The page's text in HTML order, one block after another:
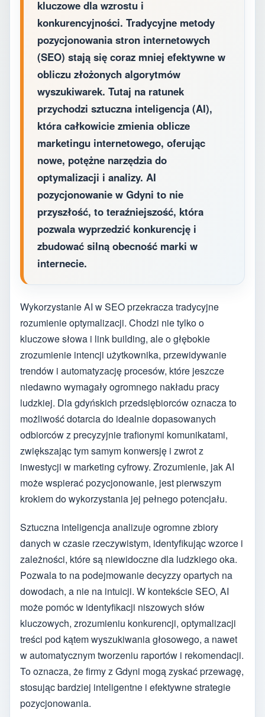
kluczowe dla wzrostu i
konkurencyjności. Tradycyjne metody
pozycjonowania stron internetowych
(SEO) stają się coraz mniej efektywne w
obliczu złożonych algorytmów
wyszukiwarek. Tutaj na ratunek
przychodzi sztuczna inteligencja (AI),
która całkowicie zmienia oblicze
marketingu internetowego, oferując
nowe, potężne narzędzia do
optymalizacji i analizy. AI
pozycjonowanie w Gdyni to nie
przyszłość, to teraźniejszość, która
pozwala wyprzedzić konkurencję i
zbudować silną obecność marki w
internecie.
Wykorzystanie AI w SEO przekracza tradycyjne
rozumienie optymalizacji. Chodzi nie tylko o
kluczowe słowa i link building, ale o głębokie
zrozumienie intencji użytkownika, przewidywanie
trendów i automatyzację procesów, które jeszcze
niedawno wymagały ogromnego nakładu pracy
ludzkiej. Dla gdyńskich przedsiębiorców oznacza to
możliwość dotarcia do idealnie dopasowanych
odbiorców z precyzyjnie trafionymi komunikatami,
zwiększając tym samym konwersję i zwrot z
inwestycji w marketing cyfrowy. Zrozumienie, jak AI
może wspierać pozycjonowanie, jest pierwszym
krokiem do wykorzystania jej pełnego potencjału.
Sztuczna inteligencja analizuje ogromne zbiory
danych w czasie rzeczywistym, identyfikując wzorce i
zależności, które są niewidoczne dla ludzkiego oka.
Pozwala to na podejmowanie decyzzy opartych na
dowodach, a nie na intuicji. W kontekście SEO, AI
może pomóc w identyfikacji niszowych słów
kluczowych, zrozumieniu konkurencji, optymalizacji
treści pod kątem wyszukiwania głosowego, a nawet
w automatycznym tworzeniu raportów i rekomendacji.
To oznacza, że firmy z Gdyni mogą zyskać przewagę,
stosując bardziej inteligentne i efektywne strategie
pozycjonowania.